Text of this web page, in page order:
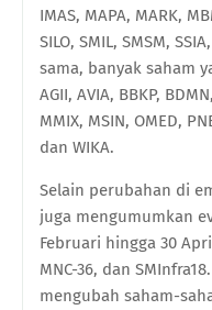
IMAS, MAPA, MARK,
SILO, SMIL, SMSM,
sama, banyak saham
AGII, AVIA, BBKP,
MMIX, MSIN, OMED,
dan WIKA.
Selain perubahan di
juga mengumumkan
Februari hingga 30
MNC-36, dan
mengubah saham-